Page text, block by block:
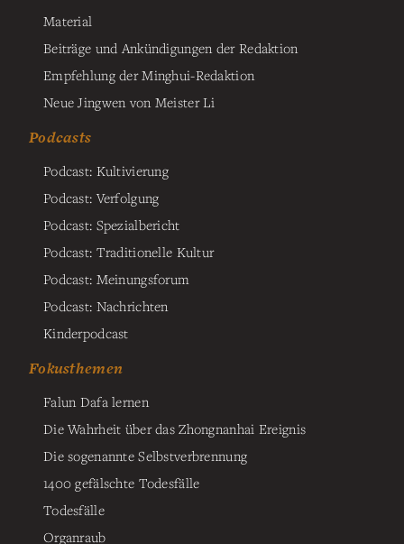
Material
Beiträge und Ankündigungen der Redaktion
Empfehlung der Minghui-Redaktion
Neue Jingwen von Meister Li
Podcasts
Podcast: Kultivierung
Podcast: Verfolgung
Podcast: Spezialbericht
Podcast: Traditionelle Kultur
Podcast: Meinungsforum
Podcast: Nachrichten
Kinderpodcast
Fokusthemen
Falun Dafa lernen
Die Wahrheit über das Zhongnanhai Ereignis
Die sogenannte Selbstverbrennung
1400 gefälschte Todesfälle
Todesfälle
Organraub